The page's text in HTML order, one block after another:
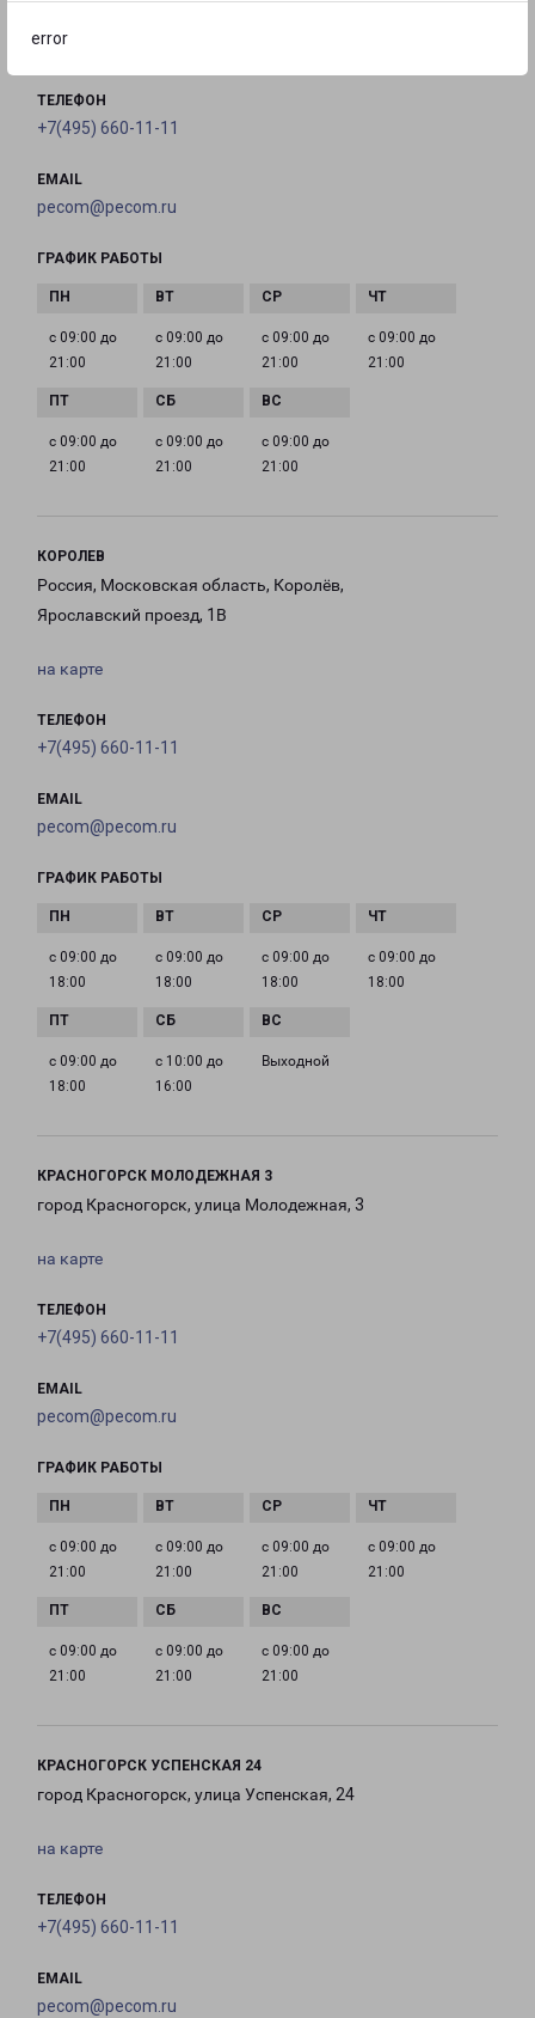
error
на карте
ТЕЛЕФОН
+7(495) 660-11-11
EMAIL
pecom@pecom.ru
ГРАФИК РАБОТЫ
с 09:00 до
21:00
с 09:00 до
21:00
с 09:00 до
21:00
с 09:00 до
21:00
с 09:00 до
21:00
с 09:00 до
21:00
с 09:00 до
21:00
КОРОЛЕВ
Россия, Московская область, Королёв,
Ярославский проезд, 1В
на карте
ТЕЛЕФОН
+7(495) 660-11-11
EMAIL
pecom@pecom.ru
ГРАФИК РАБОТЫ
с 09:00 до
18:00
с 09:00 до
18:00
с 09:00 до
18:00
с 09:00 до
18:00
с 09:00 до
18:00
с 10:00 до
16:00
Выходной
КРАСНОГОРСК МОЛОДЕЖНАЯ 3
город Красногорск, улица Молодежная, 3
на карте
ТЕЛЕФОН
+7(495) 660-11-11
EMAIL
pecom@pecom.ru
ГРАФИК РАБОТЫ
с 09:00 до
21:00
с 09:00 до
21:00
с 09:00 до
21:00
с 09:00 до
21:00
с 09:00 до
21:00
с 09:00 до
21:00
с 09:00 до
21:00
КРАСНОГОРСК УСПЕНСКАЯ 24
город Красногорск, улица Успенская, 24
на карте
ТЕЛЕФОН
+7(495) 660-11-11
EMAIL
pecom@pecom.ru